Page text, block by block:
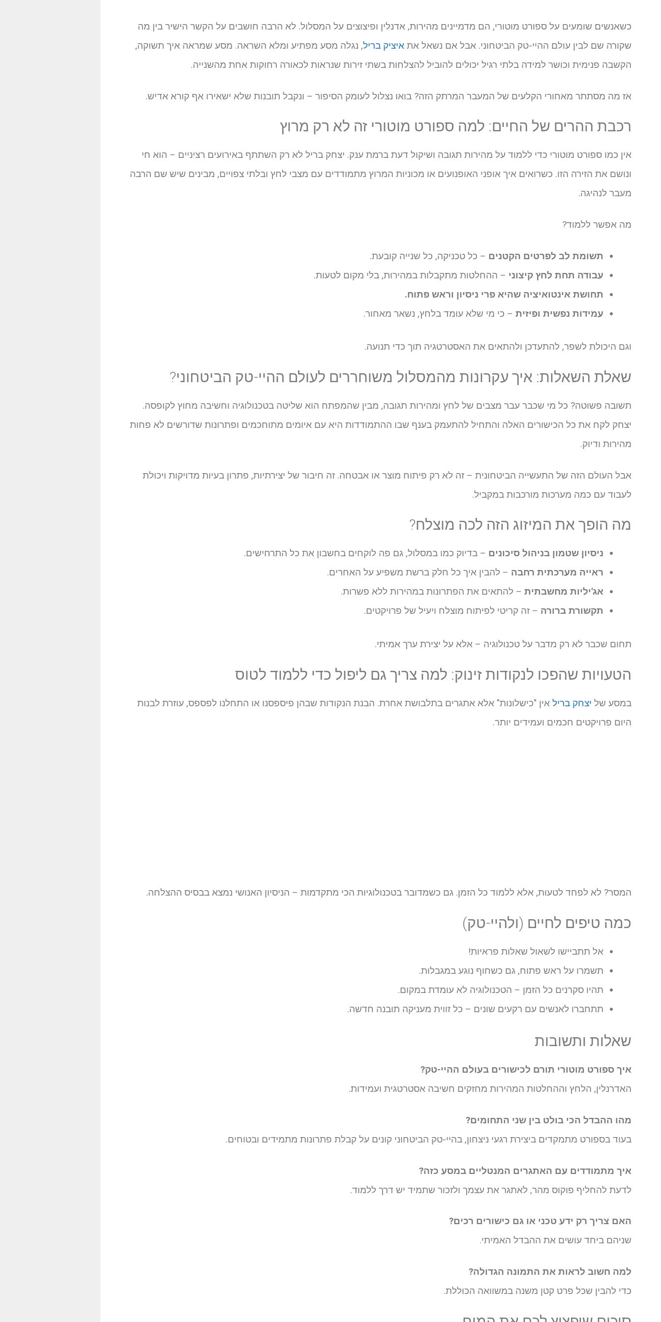
כשאנשים שומעים על ספורט מוטורי, הם מדמיינים מהירות, אדנלין ופיצוצים על המסלול. לא הרבה חושבים על הקשר הישיר בין מה
שקורה שם לבין עולם ההיי-טק הביטחוני. אבל אם נשאל את איציק בריל, נגלה מסע מפתיע ומלא השראה. מסע שמראה איך תשוקה,
הקשבה פנימית וכושר למידה בלתי רגיל יכולים להוביל להצלחות בשתי זירות שנראות לכאורה רחוקות אחת מהשנייה.
אז מה מסתתר מאחורי הקלעים של המעבר המרתק הזה? בואו נצלול לעומק הסיפור – ונקבל תובנות שלא ישאירו אף קורא אדיש.
רכבת ההרים של החיים: למה ספורט מוטורי זה לא רק מרוץ
אין כמו ספורט מוטורי כדי ללמוד על מהירות תגובה ושיקול דעת ברמת ענק. יצחק בריל לא רק השתתף באירועים רציניים – הוא חי
ונושם את הזירה הזו. כשרואים איך אופני האופנועים או מכוניות המרוץ מתמודדים עם מצבי לחץ ובלתי צפויים, מבינים שיש שם הרבה
מעבר לנהיגה.
מה אפשר ללמוד?
תשומת לב לפרטים הקטנים – כל טכניקה, כל שנייה קובעת.
עבודה תחת לחץ קיצוני – ההחלטות מתקבלות במהירות, בלי מקום לטעות.
תחושת אינטואיציה שהיא פרי ניסיון וראש פתוח.
עמידות נפשית ופיזית – כי מי שלא עומד בלחץ, נשאר מאחור.
וגם היכולת לשפר, להתעדכן ולהתאים את האסטרטגיה תוך כדי תנועה.
שאלת השאלות: איך עקרונות מהמסלול משוחררים לעולם ההיי-טק הביטחוני?
תשובה פשוטה? כל מי שכבר עבר מצבים של לחץ ומהירות תגובה, מבין שהמפתח הוא שליטה בטכנולוגיה וחשיבה מחוץ לקופסה.
יצחק לקח את כל הכישורים האלה והתחיל להתעמק בענף שבו ההתמודדות היא עם איומים מתוחכמים ופתרונות שדורשים לא פחות
מהירות ודיוק.
אבל העולם הזה של התעשייה הביטחונית – זה לא רק פיתוח מוצר או אבטחה. זה חיבור של יצירתיות, פתרון בעיות מדויקות ויכולת
לעבוד עם כמה מערכות מורכבות במקביל.
מה הופך את המיזוג הזה לכה מוצלח?
ניסיון שטמון בניהול סיכונים – בדיוק כמו במסלול, גם פה לוקחים בחשבון את כל התרחישים.
ראייה מערכתית רחבה – להבין איך כל חלק ברשת משפיע על האחרים.
אג'יליות מחשבתית – להתאים את הפתרונות במהירות ללא פשרות.
תקשורת ברורה – זה קריטי לפיתוח מוצלח ויעיל של פרויקטים.
תחום שכבר לא רק מדבר על טכנולוגיה – אלא על יצירת ערך אמיתי.
הטעויות שהפכו לנקודות זינוק: למה צריך גם ליפול כדי ללמוד לטוס
במסע של יצחק בריל אין "כישלונות" אלא אתגרים בתלבושת אחרת. הבנת הנקודות שבהן פיספסנו או התחלנו לפספס, עוזרת לבנות
היום פרויקטים חכמים ועמידים יותר.
המסר? לא לפחד לטעות, אלא ללמוד כל הזמן. גם כשמדובר בטכנולוגיות הכי מתקדמות – הניסיון האנושי נמצא בבסיס ההצלחה.
כמה טיפים לחיים (ולהיי-טק)
אל תתביישו לשאול שאלות פראיות!
תשמרו על ראש פתוח, גם כשחוף נוגע במגבלות.
תהיו סקרנים כל הזמן – הטכנולוגיה לא עומדת במקום.
תתחברו לאנשים עם רקעים שונים – כל זווית מעניקה תובנה חדשה.
שאלות ותשובות
איך ספורט מוטורי תורם לכישורים בעולם ההיי-טק?
האדרנלין, הלחץ וההחלטות המהירות מחזקים חשיבה אסטרטגית ועמידות.
מהו ההבדל הכי בולט בין שני התחומים?
בעוד בספורט מתמקדים ביצירת רגעי ניצחון, בהיי-טק הביטחוני קונים על קבלת פתרונות מתמידים ובטוחים.
איך מתמודדים עם האתגרים המנטליים במסע כזה?
לדעת להחליף פוקוס מהר, לאתגר את עצמך ולזכור שתמיד יש דרך ללמוד.
האם צריך רק ידע טכני או גם כישורים רכים?
שניהם ביחד עושים את ההבדל האמיתי.
למה חשוב לראות את התמונה הגדולה?
כדי להבין שכל פרט קטן משנה במשוואה הכוללת.